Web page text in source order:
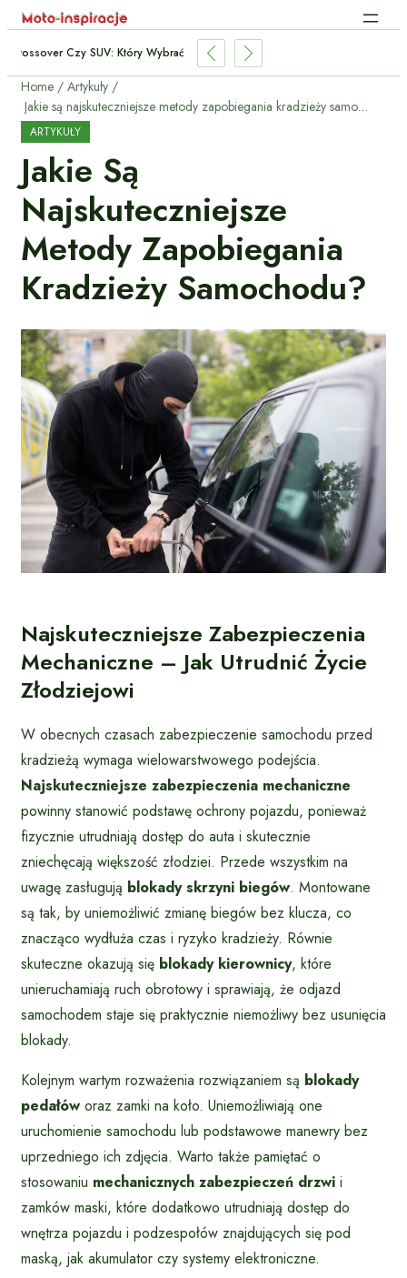
Crossover Czy SUV: Który Wybrać Do Miasta I Trasy?
Home
Artykuły
Jakie są najskuteczniejsze metody zapobiegania kradzieży samochodu?
ARTYKUŁY
Jakie Są
Najskuteczniejsze
Metody Zapobiegania
Kradzieży Samochodu?
Najskuteczniejsze Zabezpieczenia
Mechaniczne – Jak Utrudnić Życie
Złodziejowi
W obecnych czasach zabezpieczenie samochodu przed
kradzieżą wymaga wielowarstwowego podejścia.
Najskuteczniejsze zabezpieczenia mechaniczne
powinny stanowić podstawę ochrony pojazdu, ponieważ
fizycznie utrudniają dostęp do auta i skutecznie
zniechęcają większość złodziei. Przede wszystkim na
uwagę zasługują blokady skrzyni biegów. Montowane
są tak, by uniemożliwić zmianę biegów bez klucza, co
znacząco wydłuża czas i ryzyko kradzieży. Równie
skuteczne okazują się blokady kierownicy, które
unieruchamiają ruch obrotowy i sprawiają, że odjazd
samochodem staje się praktycznie niemożliwy bez usunięcia
blokady.
Kolejnym wartym rozważenia rozwiązaniem są blokady
pedałów oraz zamki na koło. Uniemożliwiają one
uruchomienie samochodu lub podstawowe manewry bez
uprzedniego ich zdjęcia. Warto także pamiętać o
stosowaniu mechanicznych zabezpieczeń drzwi i
zamków maski, które dodatkowo utrudniają dostęp do
wnętrza pojazdu i podzespołów znajdujących się pod
maską, jak akumulator czy systemy elektroniczne.